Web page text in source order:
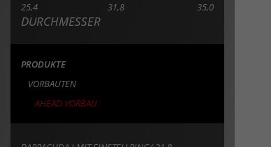
25,4 31,8 35,0
DURCHMESSER
PRODUKTE
VORBAUTEN
AHEAD VORBAU